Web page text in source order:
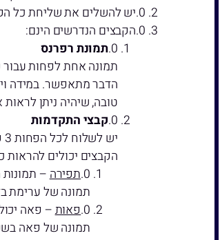
יש להשלים את שליחת כל הקבצים
הקבצים הנדרשים הינם:
תמונת רפרנס
תמונה אחת לפחות עבור
הדבר מתאפשר. במידה
טובה, שיהיה ניתן
קבצי התקדמות
יש לשלוח לכל הפחות 3 קבצי התקדמות עבור כל מתמודד, אשר מראים בסיס לעבודה על יותר מאלמנט אחד בקוספליי.
הקבצים יכולים
תפירה– תמונות
תמונה של ערימת
פאות– פאה
תמונה של פאה